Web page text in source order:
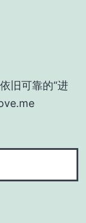
旧可靠的“进